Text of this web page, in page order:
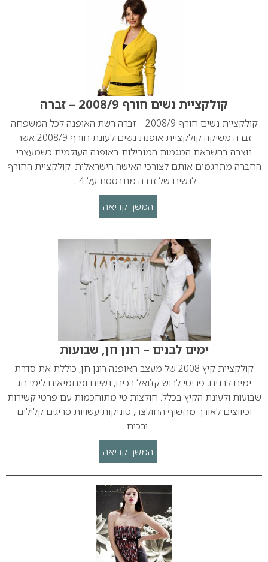
קולקציית נשים חורף 2008/9 – זברה
קולקציית נשים חורף 2008/9 – זברה רשת האופנה לכל המשפחה
זברה משיקה קולקציית אופנת נשים לעונת חורף 2008/9 אשר
נוצרה בהשראת המגמות המובילות באופנה העולמית כשמעצבי
החברה מתרגמים אותם לצורכי האישה הישראלית. קולקציית החורף
לנשים של זברה מתבססת על 4…
המשך קריאה
ימים לבנים – רונן חן, שבועות
קולקציית קיץ 2008 של מעצב האופנה רונן חן, כוללת את סדרת
ימים לבנים, פריטי לבוש קז’ואל רכים, נשיים ומחמיאים לימי חג
שבועות ולעונת הקיץ בכלל. חולצות טי מתוחכמות עם פרטי קשירות
וכיווצים לאורך מחשוף החולצה, טוניקות עשויות סריגים קלילים
ורכים…
המשך קריאה